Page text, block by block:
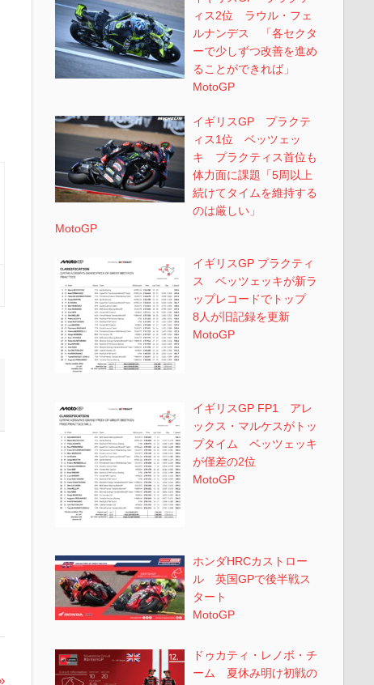
ィス2位 ラウル・フェ
ルナンデス 「各セクタ
ーで少しずつ改善を進め
ることができれば」
MotoGP
イギリスGP プラクテ
ィス1位 ベッツェッ
キ プラクティス首位も
体力面に課題「5周以上
続けてタイムを維持する
のは厳しい」
MotoGP
イギリスGP プラクティ
ス ベッツェッキが新ラ
ップレコードでトップ
8人が旧記録を更新
MotoGP
イギリスGP FP1 アレ
ックス・マルケスがトッ
プタイム ベッツェッキ
が僅差の2位
MotoGP
ホンダHRCカストロー
ル 英国GPで後半戦ス
タート
MotoGP
ドゥカティ・レノボ・チ
ーム 夏休み明け初戦の